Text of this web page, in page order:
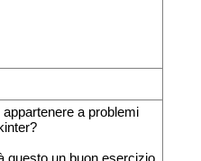
a problemi